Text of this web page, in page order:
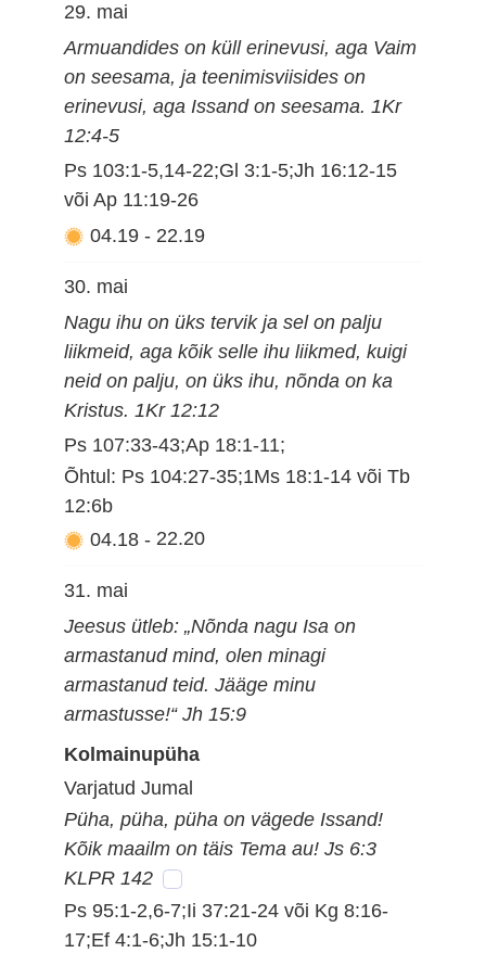
29. mai
Armuandides on küll erinevusi, aga Vaim
on seesama, ja teenimisviisides on
erinevusi, aga Issand on seesama. 1Kr
12:4-5
Ps 103:1-5,14-22;Gl 3:1-5;Jh 16:12-15
või Ap 11:19-26
04.19 - 22.19
30. mai
Nagu ihu on üks tervik ja sel on palju
liikmeid, aga kõik selle ihu liikmed, kuigi
neid on palju, on üks ihu, nõnda on ka
Kristus. 1Kr 12:12
Ps 107:33-43;Ap 18:1-11;
Õhtul: Ps 104:27-35;1Ms 18:1-14 või Tb
12:6b
04.18 - 22.20
31. mai
Jeesus ütleb: „Nõnda nagu Isa on
armastanud mind, olen minagi
armastanud teid. Jääge minu
armastusse!“ Jh 15:9
Kolmainupüha
Varjatud Jumal
Püha, püha, püha on vägede Issand!
Kõik maailm on täis Tema au! Js 6:3
KLPR 142
Ps 95:1-2,6-7;Ii 37:21-24 või Kg 8:16-
17;Ef 4:1-6;Jh 15:1-10